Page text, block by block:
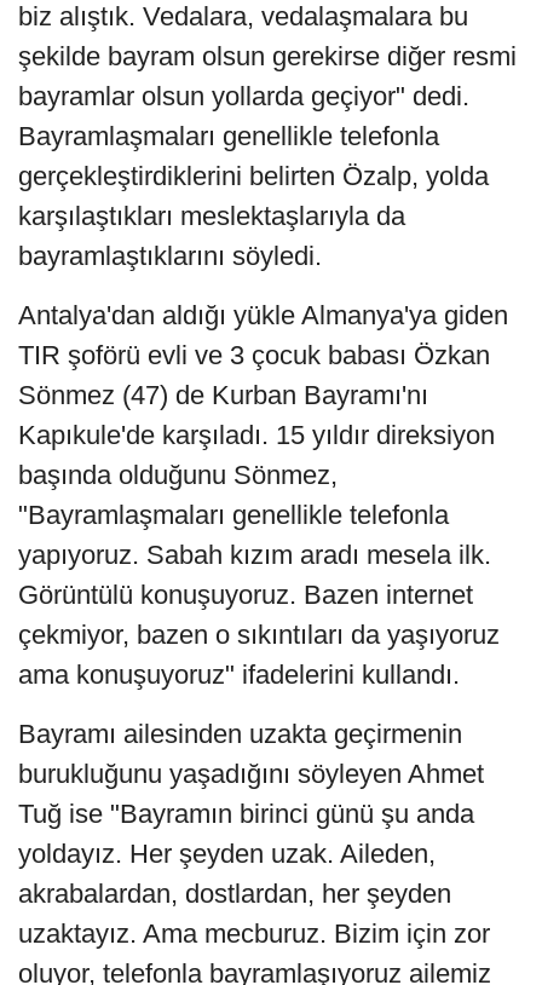
biz alıştık. Vedalara, vedalaşmalara bu
şekilde bayram olsun gerekirse diğer resmi
bayramlar olsun yollarda geçiyor" dedi.
Bayramlaşmaları genellikle telefonla
gerçekleştirdiklerini belirten Özalp, yolda
karşılaştıkları meslektaşlarıyla da
bayramlaştıklarını söyledi.
Antalya'dan aldığı yükle Almanya'ya giden
TIR şoförü evli ve 3 çocuk babası Özkan
Sönmez (47) de Kurban Bayramı'nı
Kapıkule'de karşıladı. 15 yıldır direksiyon
başında olduğunu Sönmez,
"Bayramlaşmaları genellikle telefonla
yapıyoruz. Sabah kızım aradı mesela ilk.
Görüntülü konuşuyoruz. Bazen internet
çekmiyor, bazen o sıkıntıları da yaşıyoruz
ama konuşuyoruz" ifadelerini kullandı.
Bayramı ailesinden uzakta geçirmenin
burukluğunu yaşadığını söyleyen Ahmet
Tuğ ise "Bayramın birinci günü şu anda
yoldayız. Her şeyden uzak. Aileden,
akrabalardan, dostlardan, her şeyden
uzaktayız. Ama mecburuz. Bizim için zor
oluyor, telefonla bayramlaşıyoruz ailemiz